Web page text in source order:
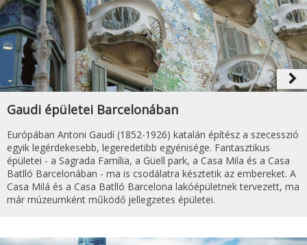
navigate_next
Gaudi épületei Barcelonában
Európában Antoni Gaudí (1852-1926) katalán építész a szecesszió
egyik legérdekesebb, legeredetibb egyénisége. Fantasztikus
épületei - a Sagrada Família, a Güell park, a Casa Mila és a Casa
Batlló Barcelonában - ma is csodálatra késztetik az embereket. A
Casa Milá és a Casa Batlló Barcelona lakóépületnek tervezett, ma
már múzeumként működő jellegzetes épületei.